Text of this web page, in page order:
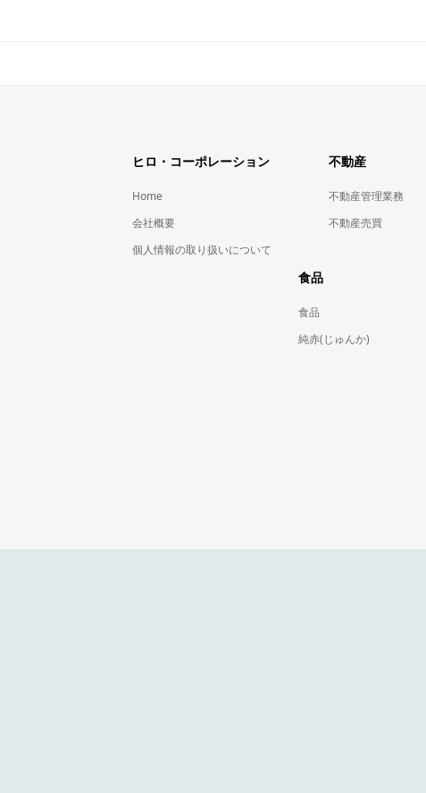
ヒロ・コーポレーション
Home
会社概要
個人情報の取り扱いについて
不動産
不動産管理業務
不動産売買
食品
食品
純赤(じゅんか)